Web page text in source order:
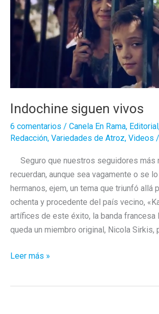
Indochine siguen vivos
6 comentarios / Canela En Rama, Editorial
Redacción, Variedades de Atroz, Videos /
Seguro que nuestros seguidores más
recuerdan, aunque sea vagamente o se
hermanos, ejem, un tema que triunfó allá
ochenta y procedente del país vecino,
artífices de este éxito, la banda francesa
queda un miembro original, Nicola Sirkis,
Indochine
Leer más »